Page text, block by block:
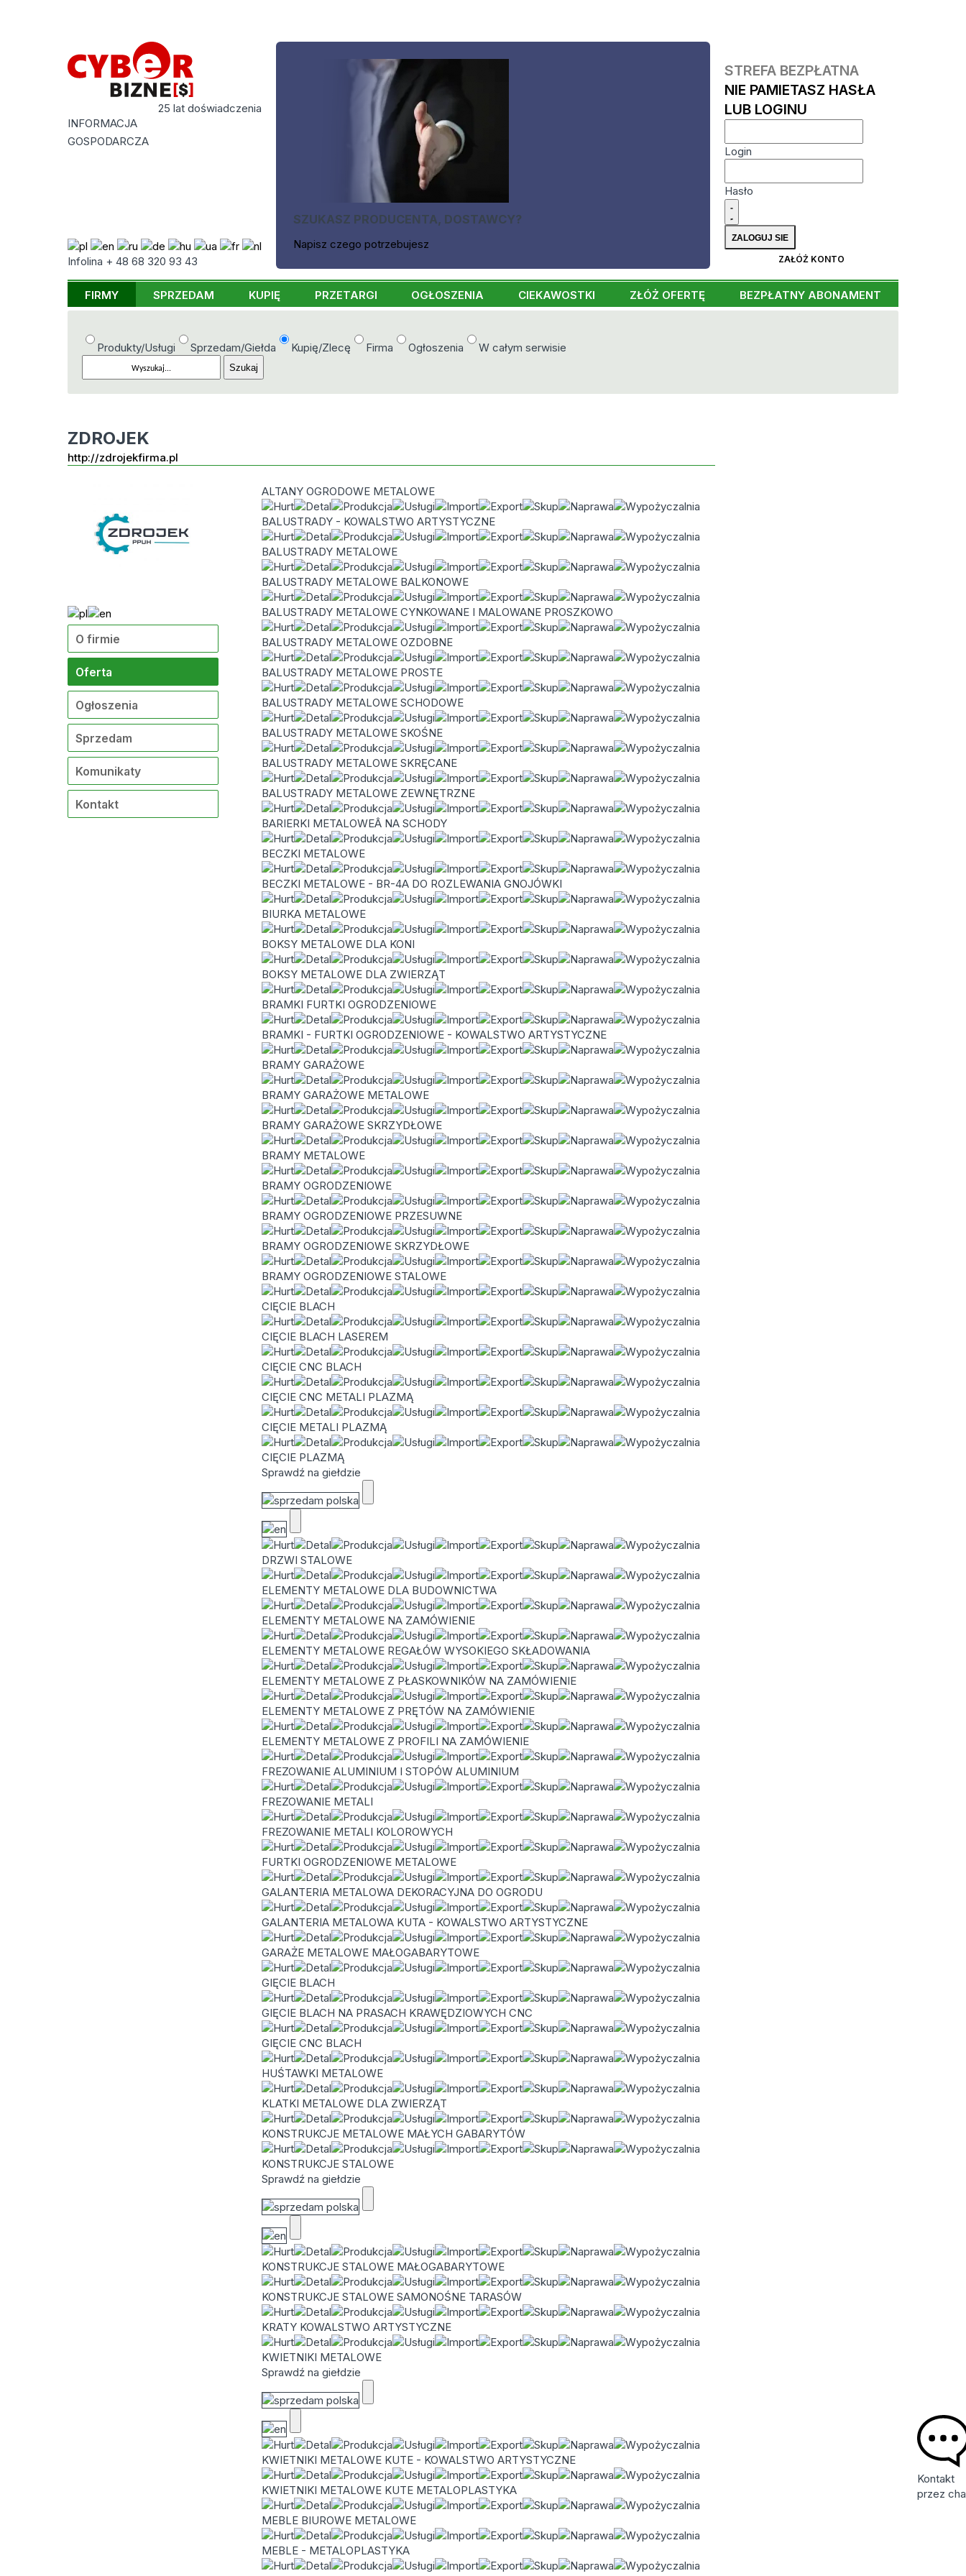
25 lat doświadczenia
INFORMACJA
GOSPODARCZA
Infolina + 48 68 320 93 43
SZUKASZ PRODUCENTA, DOSTAWCY?
Napisz czego potrzebujesz
STREFA BEZPŁATNA
NIE PAMIETASZ HASŁA
LUB LOGINU
Login
Hasło
ZAŁÓŻ KONTO
FIRMY SPRZEDAM KUPIĘ PRZETARGI OGŁOSZENIA CIEKAWOSTKI ZŁÓŻ OFERTĘ BEZPŁATNY ABONAMENT
Produkty/Usługi Sprzedam/Giełda Kupię/Zlecę Firma Ogłoszenia W całym serwisie
ZDROJEK
http://zdrojekfirma.pl
O firmie
Oferta
Ogłoszenia
Sprzedam
Komunikaty
Kontakt
ALTANY OGRODOWE METALOWE
BALUSTRADY - KOWALSTWO ARTYSTYCZNE
BALUSTRADY METALOWE
BALUSTRADY METALOWE BALKONOWE
BALUSTRADY METALOWE CYNKOWANE I MALOWANE PROSZKOWO
BALUSTRADY METALOWE OZDOBNE
BALUSTRADY METALOWE PROSTE
BALUSTRADY METALOWE SCHODOWE
BALUSTRADY METALOWE SKOŚNE
BALUSTRADY METALOWE SKRĘCANE
BALUSTRADY METALOWE ZEWNĘTRZNE
BARIERKI METALOWEÂ NA SCHODY
BECZKI METALOWE
BECZKI METALOWE - BR-4A DO ROZLEWANIA GNOJÓWKI
BIURKA METALOWE
BOKSY METALOWE DLA KONI
BOKSY METALOWE DLA ZWIERZĄT
BRAMKI FURTKI OGRODZENIOWE
BRAMKI - FURTKI OGRODZENIOWE - KOWALSTWO ARTYSTYCZNE
BRAMY GARAŻOWE
BRAMY GARAŻOWE METALOWE
BRAMY GARAŻOWE SKRZYDŁOWE
BRAMY METALOWE
BRAMY OGRODZENIOWE
BRAMY OGRODZENIOWE PRZESUWNE
BRAMY OGRODZENIOWE SKRZYDŁOWE
BRAMY OGRODZENIOWE STALOWE
CIĘCIE BLACH
CIĘCIE BLACH LASEREM
CIĘCIE CNC BLACH
CIĘCIE CNC METALI PLAZMĄ
CIĘCIE METALI PLAZMĄ
CIĘCIE PLAZMĄ
Sprawdź na giełdzie
DRZWI STALOWE
ELEMENTY METALOWE DLA BUDOWNICTWA
ELEMENTY METALOWE NA ZAMÓWIENIE
ELEMENTY METALOWE REGAŁÓW WYSOKIEGO SKŁADOWANIA
ELEMENTY METALOWE Z PŁASKOWNIKÓW NA ZAMÓWIENIE
ELEMENTY METALOWE Z PRĘTÓW NA ZAMÓWIENIE
ELEMENTY METALOWE Z PROFILI NA ZAMÓWIENIE
FREZOWANIE ALUMINIUM I STOPÓW ALUMINIUM
FREZOWANIE METALI
FREZOWANIE METALI KOLOROWYCH
FURTKI OGRODZENIOWE METALOWE
GALANTERIA METALOWA DEKORACYJNA DO OGRODU
GALANTERIA METALOWA KUTA - KOWALSTWO ARTYSTYCZNE
GARAŻE METALOWE MAŁOGABARYTOWE
GIĘCIE BLACH
GIĘCIE BLACH NA PRASACH KRAWĘDZIOWYCH CNC
GIĘCIE CNC BLACH
HUŚTAWKI METALOWE
KLATKI METALOWE DLA ZWIERZĄT
KONSTRUKCJE METALOWE MAŁYCH GABARYTÓW
KONSTRUKCJE STALOWE
Sprawdź na giełdzie
KONSTRUKCJE STALOWE MAŁOGABARYTOWE
KONSTRUKCJE STALOWE SAMONOŚNE TARASÓW
KRATY KOWALSTWO ARTYSTYCZNE
KWIETNIKI METALOWE
Sprawdź na giełdzie
KWIETNIKI METALOWE KUTE - KOWALSTWO ARTYSTYCZNE
KWIETNIKI METALOWE KUTE METALOPLASTYKA
MEBLE BIUROWE METALOWE
MEBLE - METALOPLASTYKA
Kontakt
przez